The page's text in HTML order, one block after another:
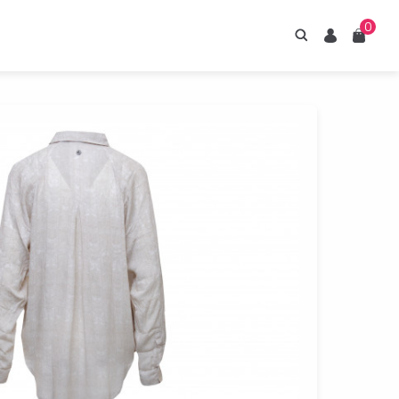
ESTIAN
naše sirupy
umělých sladidel.
Prohlédnout
HledáníUživatelKošík
0